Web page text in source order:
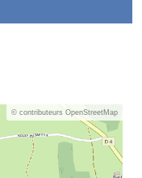
© contributeurs OpenStreetMap